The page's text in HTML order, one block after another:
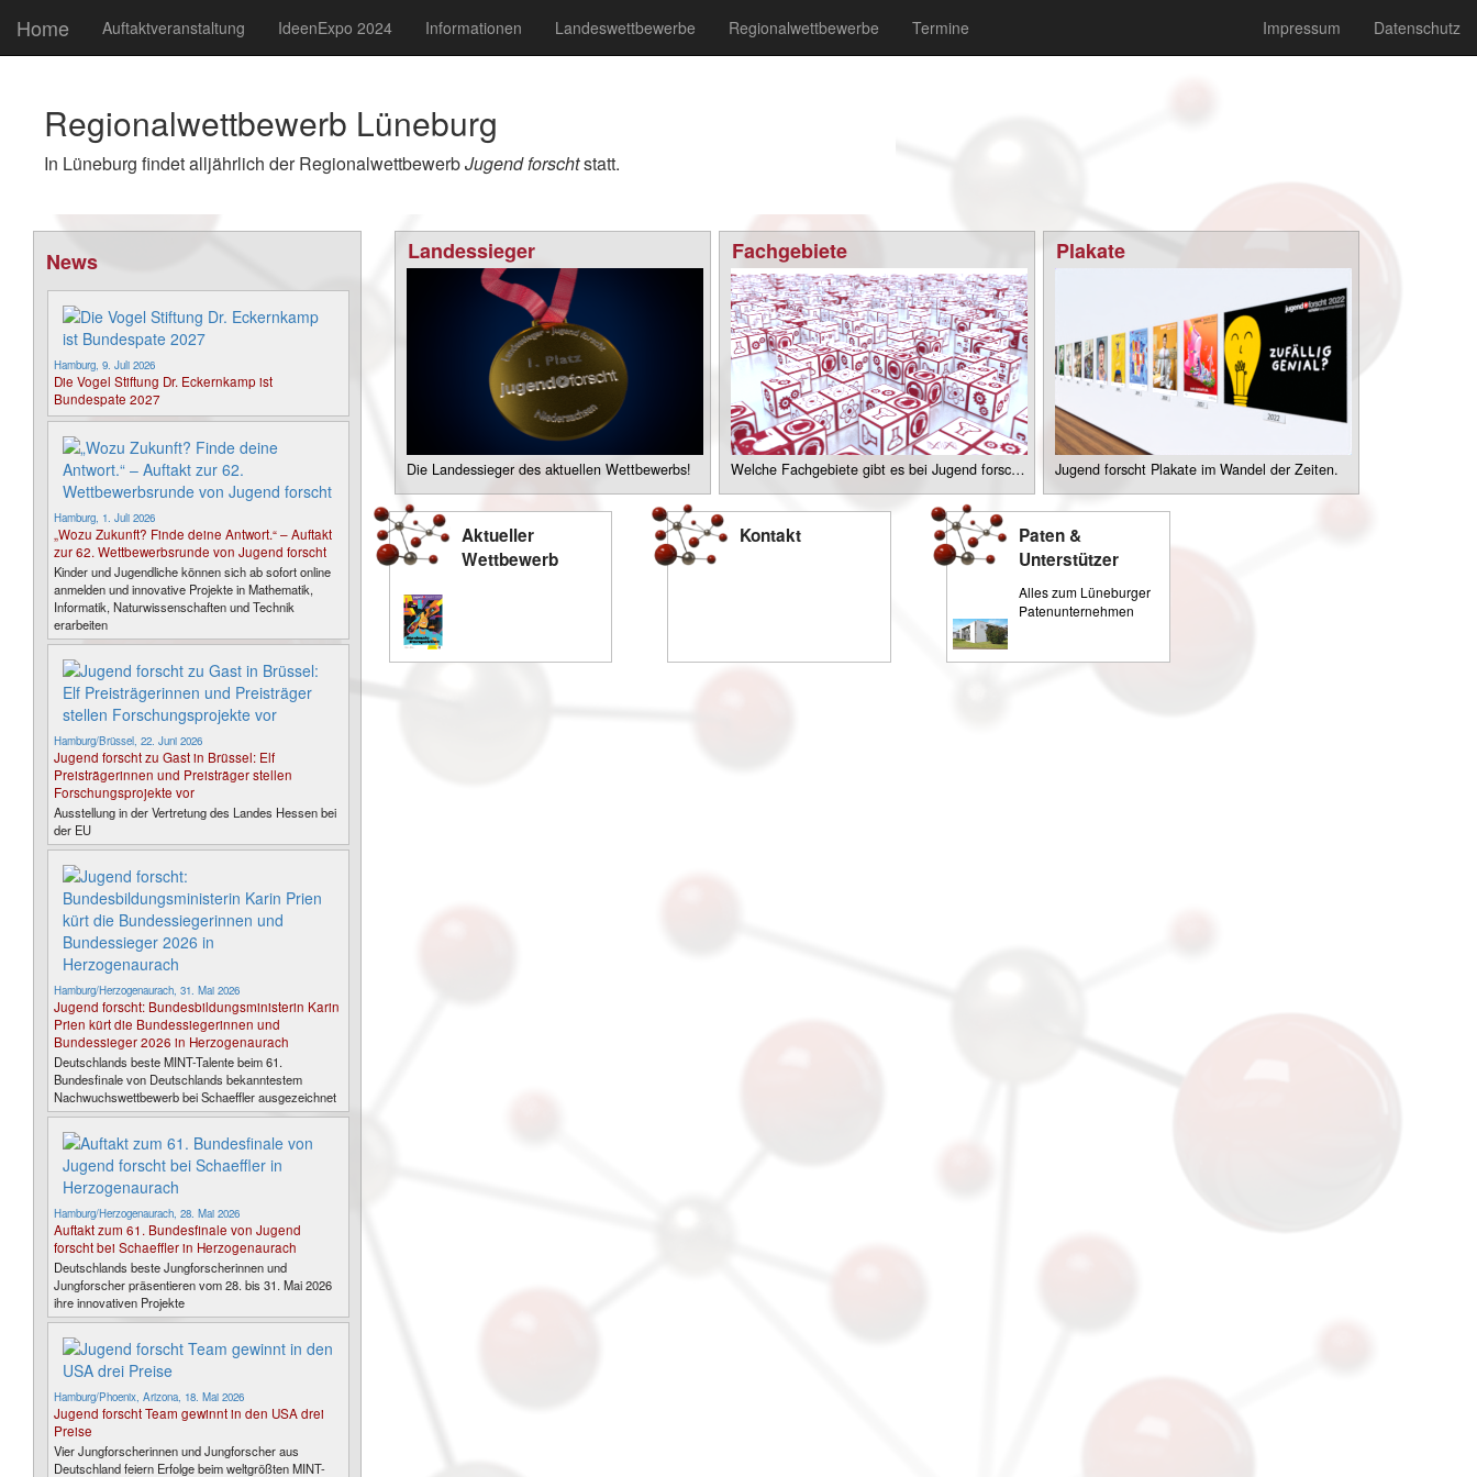
Home Auftaktveranstaltung IdeenExpo 2024 Informationen Landeswettbewerbe Regionalwettbewerbe Termine Impressum Datenschutz
Regionalwettbewerb Lüneburg
In Lüneburg findet alljährlich der RegionalwettbewerbJugend forschtstatt.
Landessieger
Die Landessieger des aktuellen Wettbewerbs!
Fachgebiete
Welche Fachgebiete gibt es bei Jugend forscht?
Plakate
Jugend forscht Plakate im Wandel der Zeiten.
Aktueller
Wettbewerb
Kontakt
Paten &
Unterstützer
Alles zum Lüneburger
Patenunternehmen
News
Hamburg, 9. Juli 2026
Die Vogel Stiftung Dr. Eckernkamp ist
Bundespate 2027
Hamburg, 1. Juli 2026
„Wozu Zukunft? Finde deine Antwort.“ – Auftakt
zur 62. Wettbewerbsrunde von Jugend forscht
Kinder und Jugendliche können sich ab sofort online
anmelden und innovative Projekte in Mathematik,
Informatik, Naturwissenschaften und Technik
erarbeiten
Hamburg/Brüssel, 22. Juni 2026
Jugend forscht zu Gast in Brüssel: Elf
Preisträgerinnen und Preisträger stellen
Forschungsprojekte vor
Ausstellung in der Vertretung des Landes Hessen bei
der EU
Hamburg/Herzogenaurach, 31. Mai 2026
Jugend forscht: Bundesbildungsministerin Karin
Prien kürt die Bundessiegerinnen und
Bundessieger 2026 in Herzogenaurach
Deutschlands beste MINT-Talente beim 61.
Bundesfinale von Deutschlands bekanntestem
Nachwuchswettbewerb bei Schaeffler ausgezeichnet
Hamburg/Herzogenaurach, 28. Mai 2026
Auftakt zum 61. Bundesfinale von Jugend
forscht bei Schaeffler in Herzogenaurach
Deutschlands beste Jungforscherinnen und
Jungforscher präsentieren vom 28. bis 31. Mai 2026
ihre innovativen Projekte
Hamburg/Phoenix, Arizona, 18. Mai 2026
Jugend forscht Team gewinnt in den USA drei
Preise
Vier Jungforscherinnen und Jungforscher aus
Deutschland feiern Erfolge beim weltgrößten MINT-